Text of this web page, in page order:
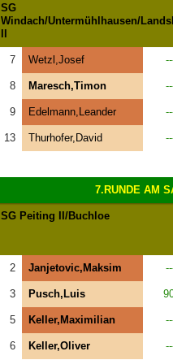
SG
Windach/Untermühlhausen/
7 Wetzl,Josef
8 Maresch,Timon
9 Edelmann,Leander
13 Thurhofer,David
7.RUNDE AM
SG Peiting II/Buchloe
2 Janjetovic,Maksim
3 Pusch,Luis
5 Keller,Maximilian
6 Keller,Oliver